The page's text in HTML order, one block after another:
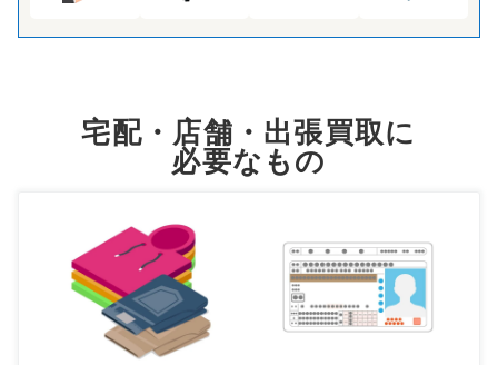
宅配・店舗・出張買取に
必要なもの